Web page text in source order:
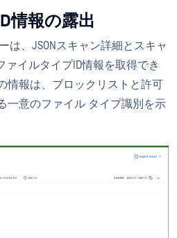
情報の露出
は、JSONスキャン詳細とスキャ
ァイルタイプID情報を取得でき
情報は、ブロックリストと許可
一意のファイル タイプ識別を示